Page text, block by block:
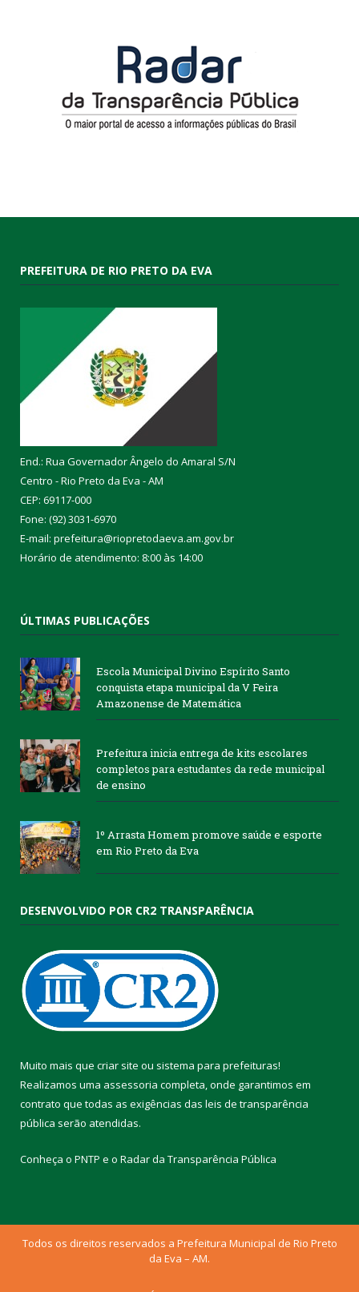
PREFEITURA DE RIO PRETO DA EVA
End.: Rua Governador Ângelo do Amaral S/N
Centro - Rio Preto da Eva - AM
CEP: 69117-000
Fone: (92) 3031-6970
E-mail: prefeitura@riopretodaeva.am.gov.br
Horário de atendimento: 8:00 às 14:00
ÚLTIMAS PUBLICAÇÕES
Escola Municipal Divino Espírito Santo
conquista etapa municipal da V Feira
Amazonense de Matemática
Prefeitura inicia entrega de kits escolares
completos para estudantes da rede municipal
de ensino
1º Arrasta Homem promove saúde e esporte
em Rio Preto da Eva
DESENVOLVIDO POR CR2 TRANSPARÊNCIA
Muito mais que criar site ou sistema para prefeituras!
Realizamos uma assessoria completa, onde garantimos em
contrato que todas as exigências das leis de transparência
pública serão atendidas.
Conheça o PNTP e o Radar da Transparência Pública
Todos os direitos reservados a Prefeitura Municipal de Rio Preto
da Eva – AM.